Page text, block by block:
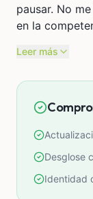
pausar. No
en la
presencial."
"Esta vez no
SIMOC 2026
aprender de
conocimiento
muchísimo
Leer más
Desglose
Identidad